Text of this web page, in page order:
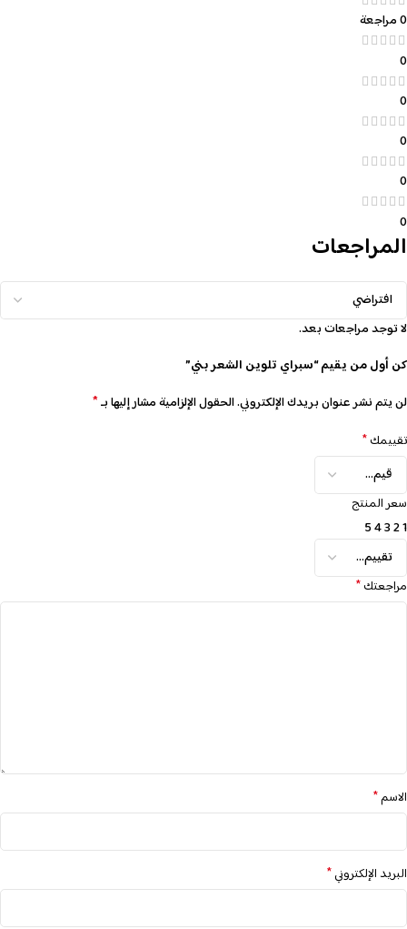
0 مراجعة
0
0
0
0
0
المراجعات
لا توجد مراجعات بعد.
كن أول من يقيم “سبراي تلوين الشعر بني”
لن يتم نشر عنوان بريدك الإلكتروني.الحقول الإلزامية مشار إليها بـ*
تقييمك*
سعر المنتج
1
2
3
4
5
مراجعتك*
الاسم*
البريد الإلكتروني*